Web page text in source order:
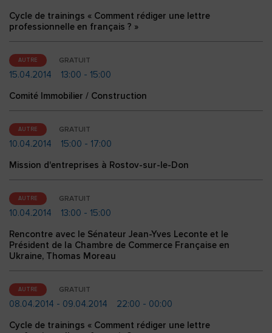
Cycle de trainings « Comment rédiger une lettre
professionnelle en français ? »
AUTRE GRATUIT
15.04.2014
13:00 - 15:00
Comité Immobilier / Construction
AUTRE GRATUIT
10.04.2014
15:00 - 17:00
Mission d'entreprises à Rostov-sur-le-Don
AUTRE GRATUIT
10.04.2014
13:00 - 15:00
Rencontre avec le Sénateur Jean-Yves Leconte et le
Président de la Chambre de Commerce Française en
Ukraine, Thomas Moreau
AUTRE GRATUIT
08.04.2014 - 09.04.2014
22:00 - 00:00
Cycle de trainings « Comment rédiger une lettre